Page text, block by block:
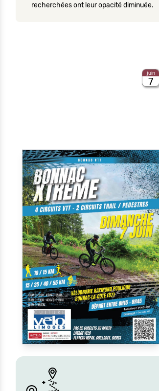
recherchées ont leur opacité diminuée.
juin
7